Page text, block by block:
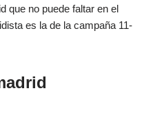
que no puede faltar en el
es la de la campaña 11-